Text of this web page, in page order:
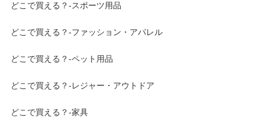
どこで買える？-スポーツ用品
どこで買える？-ファッション・アパレル
どこで買える？-ペット用品
どこで買える？-レジャー・アウトドア
どこで買える？-家具